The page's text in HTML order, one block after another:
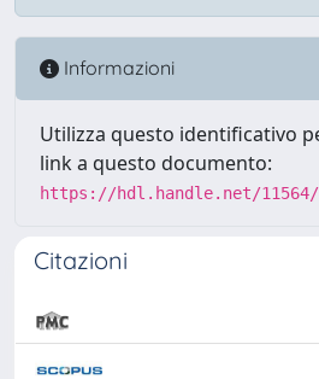
Informazioni
Utilizza questo identificativo
link a questo documento:
https://hdl.handle.net/11564/
Citazioni